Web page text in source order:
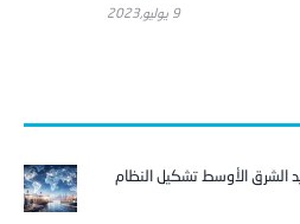
9 يوليو,2023
الشرق الأوسط تشكيل النظام